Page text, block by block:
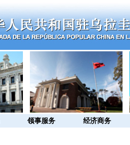
领事服务 经济商务